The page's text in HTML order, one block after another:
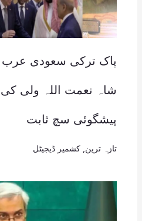
پاک ترکی سعودی عرب
پیشگوئی سچ ثابت
تازہ ترین کشمیر ڈیجیٹل